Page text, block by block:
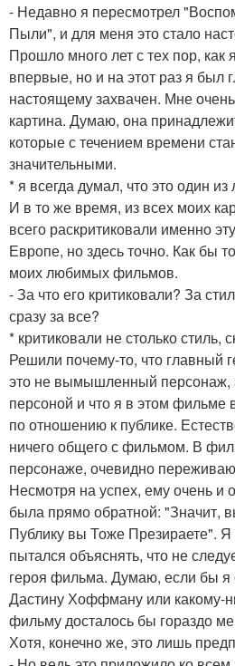
- Недавно я пересмотрел
Пыли", и для меня это стало
Прошло много лет с тех пор, как
впервые, но и на этот раз я был
настоящему захвачен. Мне
картина. Думаю, она
которые с течением времени
значительными.
* я всегда думал, что это один
И в то же время, из всех моих
всего раскритиковали именно
Европе, но здесь точно. Как бы
моих любимых фильмов.
- За что его критиковали? За
сразу за все?
* критиковали не столько стиль,
Решили почему-то, что главный
это не вымышленный персонаж,
персоной и что я в этом
по отношению к публике.
ничего общего с фильмом. В
персонаже, очевидно
Несмотря на успех, ему очень и
была прямо обратной: "Значит,
Публику вы Тоже Презираете". Я
пытался объяснять, что не
героя фильма. Думаю, если бы я
Дастину Хоффману или какому-
фильму досталось бы гораздо
Хотя, конечно же, это лишь